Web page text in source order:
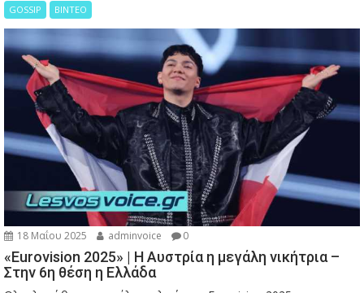
GOSSIP ΒΙΝΤΕΟ
18 Μαΐου 2025 adminvoice 0
«Eurovision 2025» | Η Αυστρία η μεγάλη νικήτρια –
Στην 6η θέση η Ελλάδα